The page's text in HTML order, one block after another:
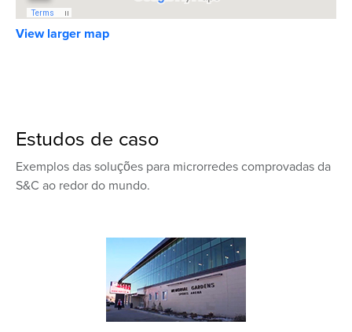
View larger map
Estudos de caso
Exemplos das soluções para microrredes comprovadas da
S&C ao redor do mundo.